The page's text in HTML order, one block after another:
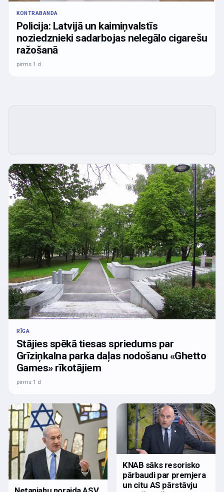
KONTRABANDA
Policija: Latvijā un kaimiņvalstīs
noziedznieki sadarbojas nelegālo cigarešu
ražošanā
pirms 1 d
RĪGA
Stājies spēkā tiesas spriedums par
Grīziņkalna parka daļas nodošanu «Ghetto
Games» rīkotājiem
pirms 1 d
KNAB sāks resorisko
pārbaudi par premjera
un citu AS pārstāvju